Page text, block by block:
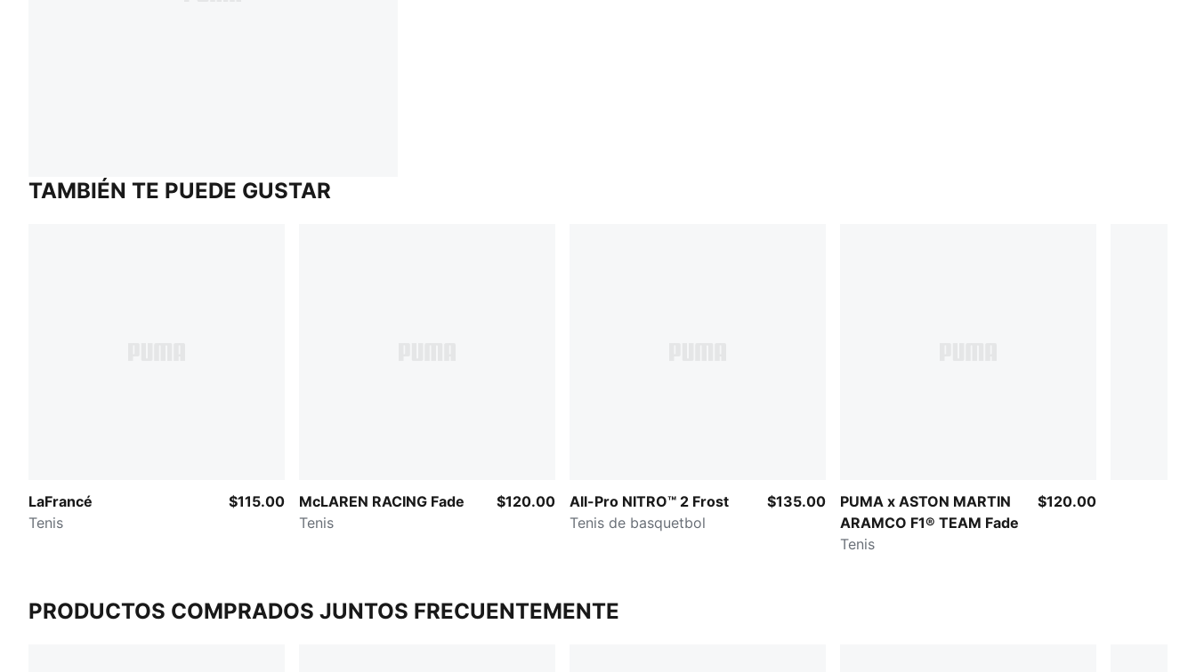
TAMBIÉN TE PUEDE GUSTAR
LaFrancé
Tenis
$115.00
McLAREN RACING Fade
Tenis
$120.00
All-Pro NITRO™ 2 Frost
Tenis de basquetbol
$135.00
PUMA x ASTON MARTIN
ARAMCO F1® TEAM Fade
Tenis
$120.00
PRODUCTOS COMPRADOS JUNTOS FRECUENTEMENTE